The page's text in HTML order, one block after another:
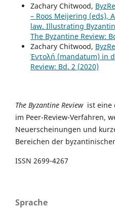
Zachary Chitwood,
– Roos Meijering (eds),
law. Illustrating
The Byzantine Review:
Zachary Chitwood,
Ἐντολή (mandatum) in
Review: Bd. 2 (2020)
The Byzantine Reviewist eine
im Peer-Review-Verfahren,
Neuerscheinungen und
Bereichen der
ISSN 2699-4267
Sprache